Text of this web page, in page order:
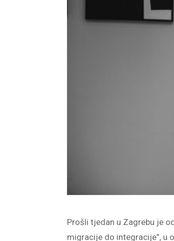
Prošli tjedan u Zagrebu je
migracije do integracije”, u